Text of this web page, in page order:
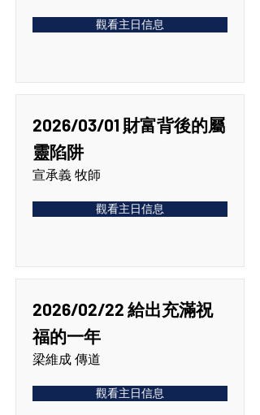
觀看主日信息
2026/03/01 財富背後的屬
靈陷阱
宣承義 牧師
觀看主日信息
2026/02/22 給出充滿祝
福的一年
梁維成 傳道
觀看主日信息